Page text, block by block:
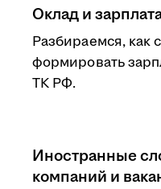
Оклад и
Разбираемся, как
формировать
ТК РФ.
Иностранные
компаний и